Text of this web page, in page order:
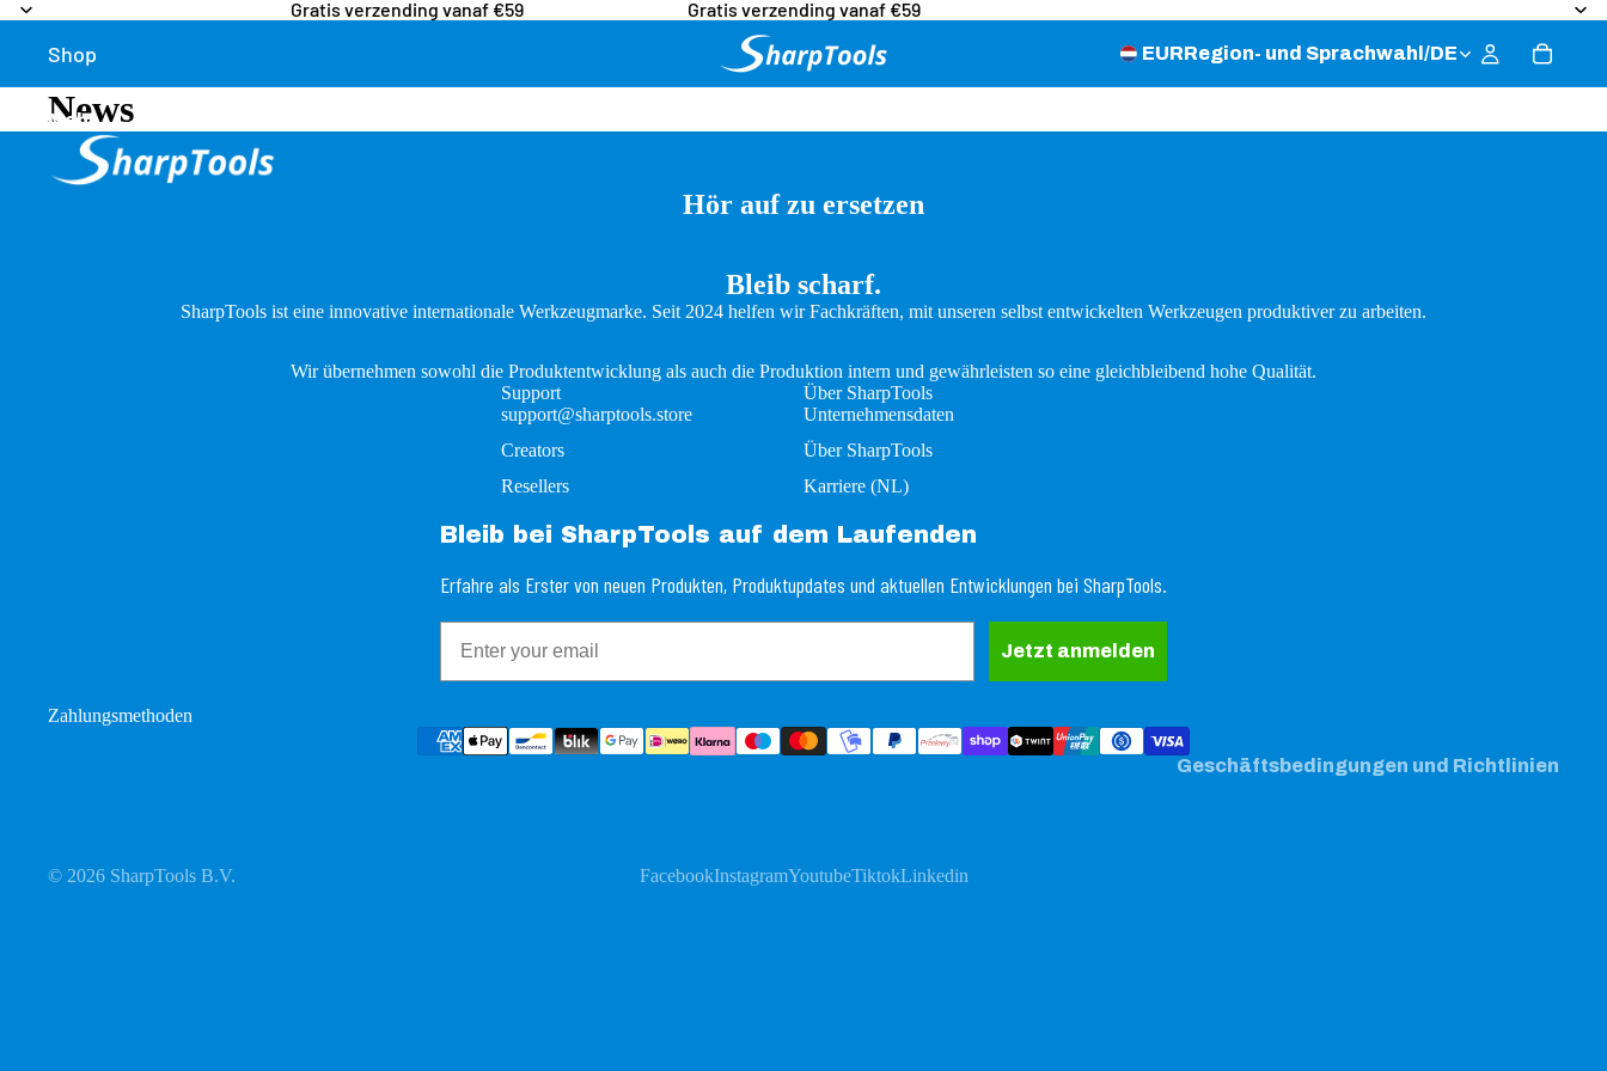
Gratis verzending vanaf €59 Gratis verzending vanaf €59
Shop
Mehr
EURRegion- und Sprachwahl /DE
News
Hör auf zu ersetzen
Bleib scharf.
SharpTools ist eine innovative internationale Werkzeugmarke. Seit 2024 helfen wir Fachkräften, mit unseren selbst entwickelten Werkzeugen produktiver zu arbeiten.
Wir übernehmen sowohl die Produktentwicklung als auch die Produktion intern und gewährleisten so eine gleichbleibend hohe Qualität.
Support
support@sharptools.store
Creators
Resellers
Über SharpTools
Unternehmensdaten
Über SharpTools
Karriere (NL)
Bleib bei SharpTools auf dem Laufenden
Erfahre als Erster von neuen Produkten, Produktupdates und aktuellen Entwicklungen bei SharpTools.
Jetzt anmelden
Zahlungsmethoden
© 2026 SharpTools B.V. FacebookInstagramYoutubeTiktokLinkedin
Geschäftsbedingungen und Richtlinien